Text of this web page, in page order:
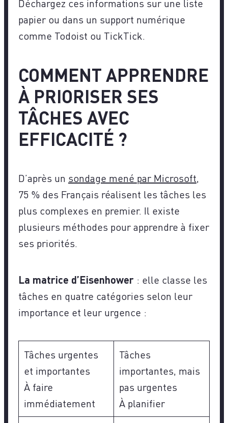
Déchargez ces informations sur une liste
papier ou dans un support numérique
comme Todoist ou TickTick.
COMMENT APPRENDRE
À PRIORISER SES
TÂCHES AVEC
EFFICACITÉ ?
D’après un sondage mené par Microsoft,
75 % des Français réalisent les tâches les
plus complexes en premier. Il existe
plusieurs méthodes pour apprendre à fixer
ses priorités.
La matrice d’Eisenhower : elle classe les
tâches en quatre catégories selon leur
importance et leur urgence :
Tâches urgentes
et importantes
À faire
immédiatement
Tâches
importantes, mais
pas urgentes
À planifier